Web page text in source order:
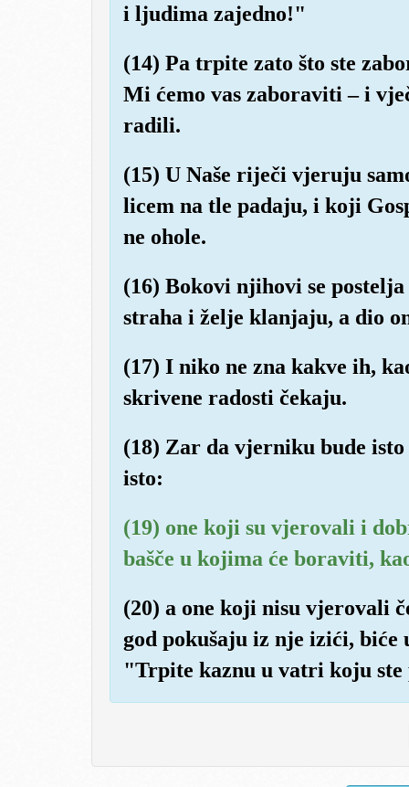
i ljudima zajedno!"
(14) Pa trpite zato što ste
Mi ćemo vas zaboraviti – i
radili.
(15) U Naše riječi vjeruju
licem na tle padaju, i koji
ne ohole.
(16) Bokovi njihovi se
straha i želje klanjaju, a dio
(17) I niko ne zna kakve ih,
skrivene radosti čekaju.
(18) Zar da vjerniku bude
isto:
(19) one koji su vjerovali i
bašče u kojima će boraviti,
(20) a one koji nisu vjerovali
god pokušaju iz nje izići,
"Trpite kaznu u vatri koju